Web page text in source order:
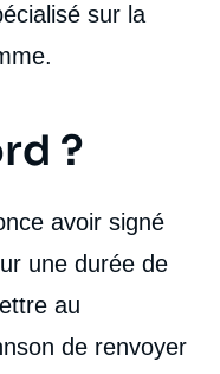
sur la
?
avoir signé
une durée de
au
de renvoyer